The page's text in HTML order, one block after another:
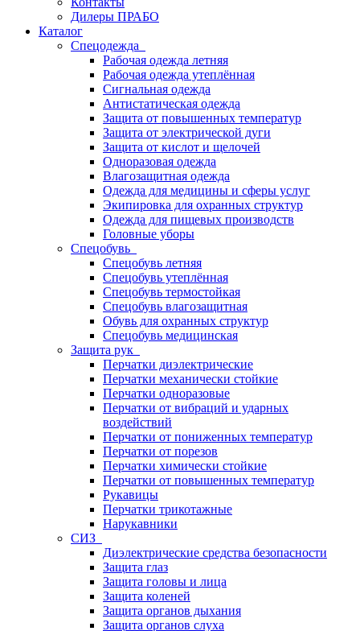
Дилеры ПРАБО
Каталог
Спецодежда
Рабочая одежда летняя
Рабочая одежда утеплённая
Сигнальная одежда
Антистатическая одежда
Защита от повышенных температур
Защита от электрической дуги
Защита от кислот и щелочей
Одноразовая одежда
Влагозащитная одежда
Одежда для медицины и сферы услуг
Экипировка для охранных структур
Одежда для пищевых производств
Головные уборы
Спецобувь
Спецобувь летняя
Спецобувь утеплённая
Спецобувь термостойкая
Спецобувь влагозащитная
Обувь для охранных структур
Спецобувь медицинская
Защита рук
Перчатки диэлектрические
Перчатки механически стойкие
Перчатки одноразовые
Перчатки от вибраций и ударных
воздействий
Перчатки от пониженных температур
Перчатки от порезов
Перчатки химически стойкие
Перчатки от повышенных температур
Рукавицы
Перчатки трикотажные
Нарукавники
СИЗ
Диэлектрические средства безопасности
Защита глаз
Защита головы и лица
Защита коленей
Защита органов дыхания
Защита органов слуха